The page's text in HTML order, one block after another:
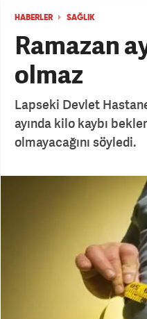
HABERLER SAĞLIK
Ramazan
olmaz
Lapseki Devlet
ayında kilo kaybı
olmayacağını söyledi.